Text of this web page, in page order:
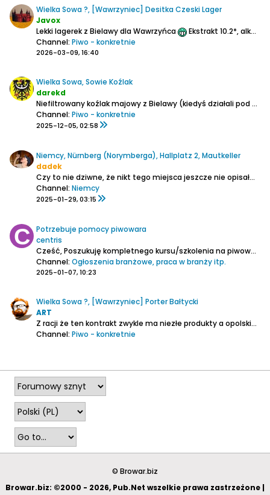
Wielka Sowa ?, [Wawrzyniec] Desitka Czeski Lager
Javox
Lekki lagerek z Bielawy dla Wawrzyńca
Ekstrakt 10.2*, alko 4.0%
Channel: Piwo - konkretnie
2026-03-09, 16:40
Wielka Sowa, Sowie Koźlak
darekd
Niefiltrowany koźlak majowy z Bielawy (kiedyś działali pod nazwąBielawska Wytwórnia Napojów)
Channel: Piwo - konkretnie
2025-12-05, 02:58
Niemcy, Nürnberg (Norymberga), Hallplatz 2, Mautkeller
dadek
Czy to nie dziwne, że nikt tego miejsca jeszcze nie opisał
Channel: Niemcy
2025-01-29, 03:15
Potrzebuje pomocy piwowara
centris
Cześć,Poszukuję kompletnego kursu/szkolenia na piwowara najlepiej podkarpacie/małopolska (nie musi być dyplom).
Channel: Ogłoszenia branżowe, praca w branży itp.
2025-01-07, 10:23
Wielka Sowa ?, [Wawrzyniec] Porter Bałtycki
ART
Z racji że ten kontrakt zwykle ma niezłe produkty a opolskie grudniowe dni porterowe za pasem, to bałtykiem nie pogardzę.
Channel: Piwo - konkretnie
© Browar.biz
Browar.biz: ©2000 - 2026, Pub.Net wszelkie prawa zastrzeżone |